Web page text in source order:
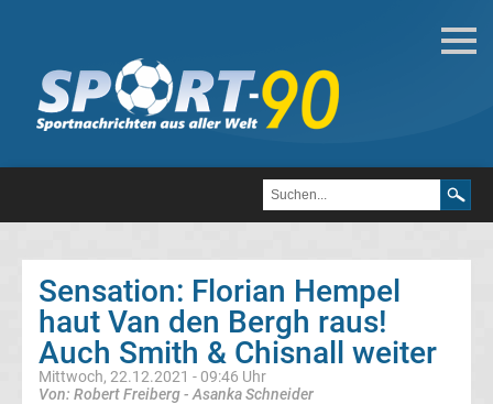
Darts
Darts
Aktuell
Bundesliga
Tabelle
Sensation: Florian Hempel
haut Van den Bergh raus!
Auch Smith & Chisnall weiter
Mittwoch, 22.12.2021 - 09:46 Uhr
Von: Robert Freiberg - Asanka Schneider